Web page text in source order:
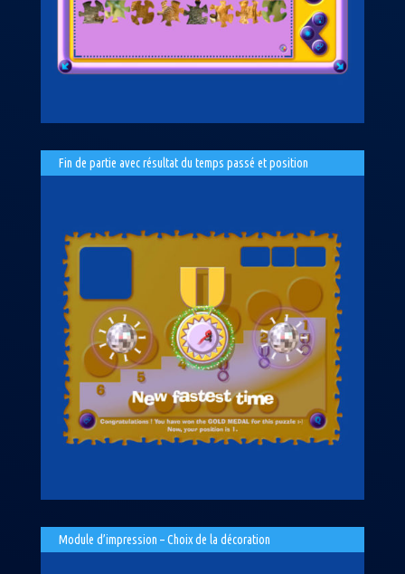
Fin de partie avec résultat du temps passé et position
Module d’impression – Choix de la décoration